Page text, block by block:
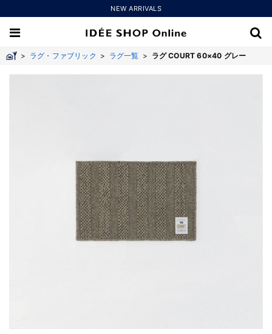
NEW ARRIVALS
> ラグ・ファブリック > ラグ一覧 > ラグ COURT 60×40 グレー